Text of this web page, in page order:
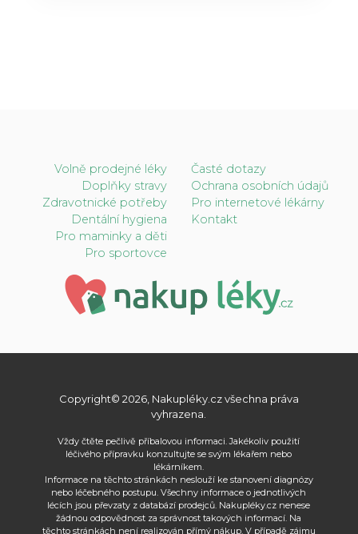
Volně prodejné léky
Doplňky stravy
Zdravotnické potřeby
Dentální hygiena
Pro maminky a děti
Pro sportovce
Časté dotazy
Ochrana osobních údajů
Pro internetové lékárny
Kontakt
Copyright© 2026, Nakupléky.cz všechna práva
vyhrazena.
Vždy čtěte pečlivě příbalovou informaci. Jakékoliv použití
léčivého přípravku konzultujte se svým lékařem nebo
lékárníkem.
Informace na těchto stránkách neslouží ke stanovení diagnózy
nebo léčebného postupu. Všechny informace o jednotlivých
lécích jsou převzaty z databází prodejců. Nakupléky.cz nenese
žádnou odpovědnost za správnost takových informací. Na
těchto stránkách není realizován přímý nákup. V případě zájmu